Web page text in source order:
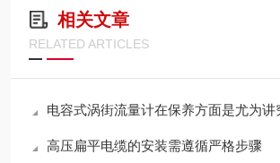
相关文章
RELATED ARTICLES
电容式涡街流量计在保养方面是尤为讲
高压扁平电缆的安装需遵循严格步骤